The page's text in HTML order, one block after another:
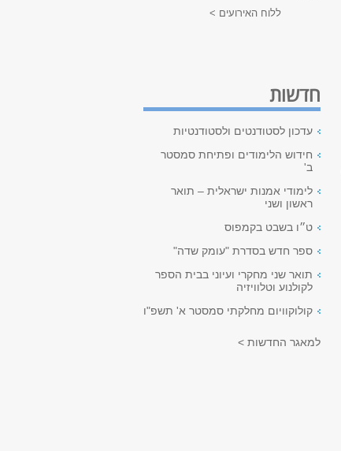
ללוח האירועים >
חדשות
עדכון לסטודנטים ולסטודנטיות
חידוש הלימודים ופתיחת סמסטר
ב'
לימודי אמנות ישראלית – תואר
ראשון ושני
ט״ו בשבט בקמפוס
ספר חדש בסדרת "עומק שדה"
תואר שני מחקרי ועיוני בבית הספר
לקולנוע וטלוויזיה
קולוקוויום מחלקתי סמסטר א' תשפ"ו
למאגר החדשות >